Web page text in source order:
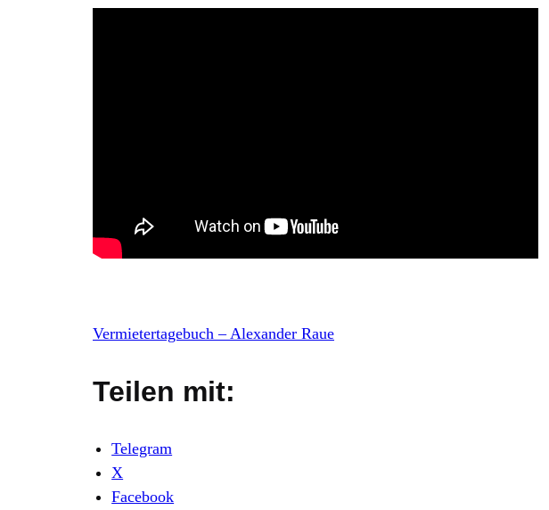
Vermietertagebuch – Alexander Raue
Teilen mit:
Telegram
X
Facebook